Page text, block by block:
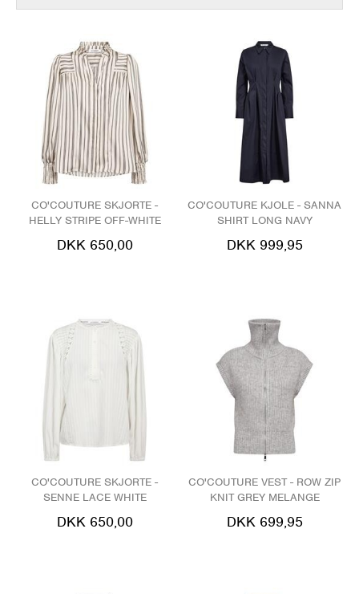
CO'COUTURE SKJORTE -
HELLY STRIPE OFF-WHITE
DKK 650,00
CO'COUTURE KJOLE - SANNA
SHIRT LONG NAVY
DKK 999,95
CO'COUTURE SKJORTE -
SENNE LACE WHITE
DKK 650,00
CO'COUTURE VEST - ROW ZIP
KNIT GREY MELANGE
DKK 699,95